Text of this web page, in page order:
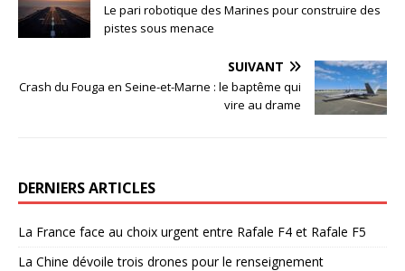
Le pari robotique des Marines pour construire des
pistes sous menace
SUIVANT
Crash du Fouga en Seine-et-Marne : le baptême qui
vire au drame
DERNIERS ARTICLES
La France face au choix urgent entre Rafale F4 et Rafale F5
La Chine dévoile trois drones pour le renseignement